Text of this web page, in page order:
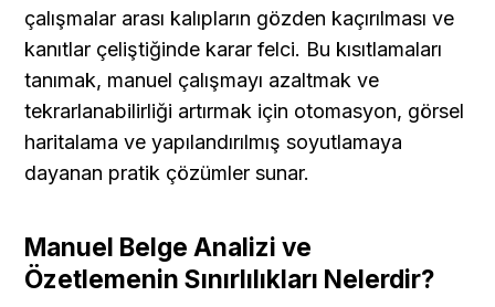
çalışmalar arası kalıpların gözden kaçırılması ve
kanıtlar çeliştiğinde karar felci. Bu kısıtlamaları
tanımak, manuel çalışmayı azaltmak ve
tekrarlanabilirliği artırmak için otomasyon, görsel
haritalama ve yapılandırılmış soyutlamaya
dayanan pratik çözümler sunar.
Manuel Belge Analizi ve
Özetlemenin Sınırlılıkları Nelerdir?